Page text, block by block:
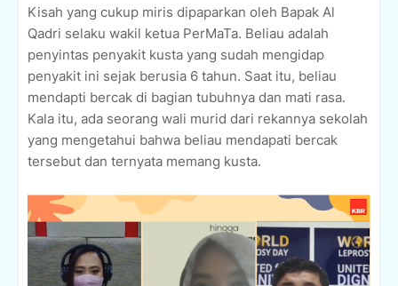
Kisah yang cukup miris dipaparkan oleh Bapak Al
Qadri selaku wakil ketua PerMaTa. Beliau adalah
penyintas penyakit kusta yang sudah mengidap
penyakit ini sejak berusia 6 tahun. Saat itu, beliau
mendapti bercak di bagian tubuhnya dan mati rasa.
Kala itu, ada seorang wali murid dari rekannya sekolah
yang mengetahui bahwa beliau mendapati bercak
tersebut dan ternyata memang kusta.